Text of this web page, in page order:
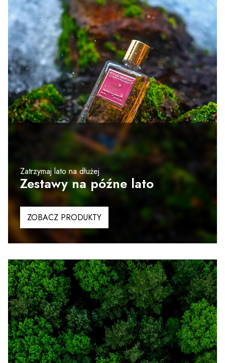
Zatrzymaj lato na dłużej
Zestawy na późne lato
ZOBACZ PRODUKTY